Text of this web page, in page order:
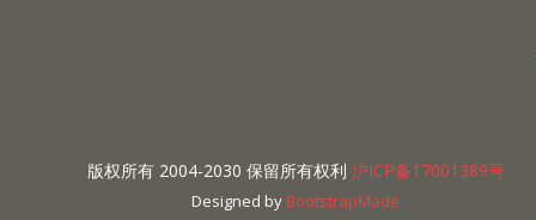
版权所有 2004-2030 保留所有权利 沪ICP备17001389号
Designed by BootstrapMade